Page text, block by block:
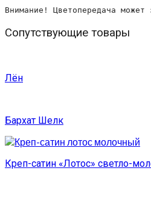
Внимание! Цветопередача
Сопутствующие товары
Лён
Бархат Шелк
Креп-сатин «Лотос» светло-